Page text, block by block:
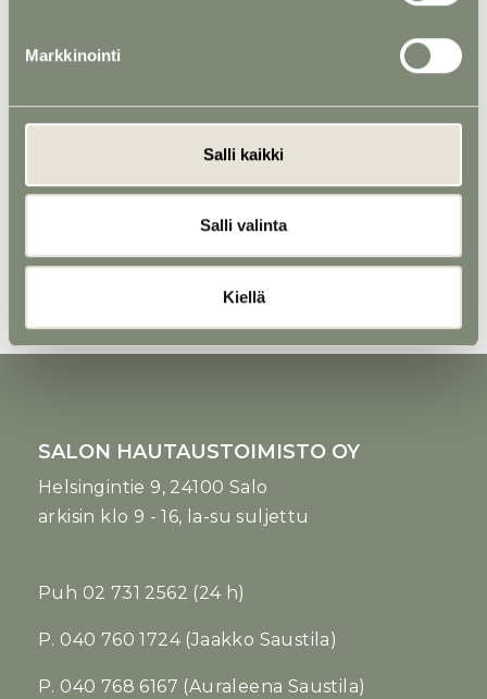
Markkinointi
Salli kaikki
Salli valinta
Kiellä
Uurna 5 - Pähkinä, kolme uraa
SALON HAUTAUSTOIMISTO OY
Helsingintie 9, 24100 Salo
arkisin klo 9 - 16, la-su suljettu
Puh 02 731 2562 (24 h)
P. 040 760 1724 (Jaakko Saustila)
P. 040 768 6167 (Auraleena Saustila)